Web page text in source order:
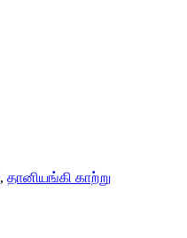
, தானியங்கி காற்று